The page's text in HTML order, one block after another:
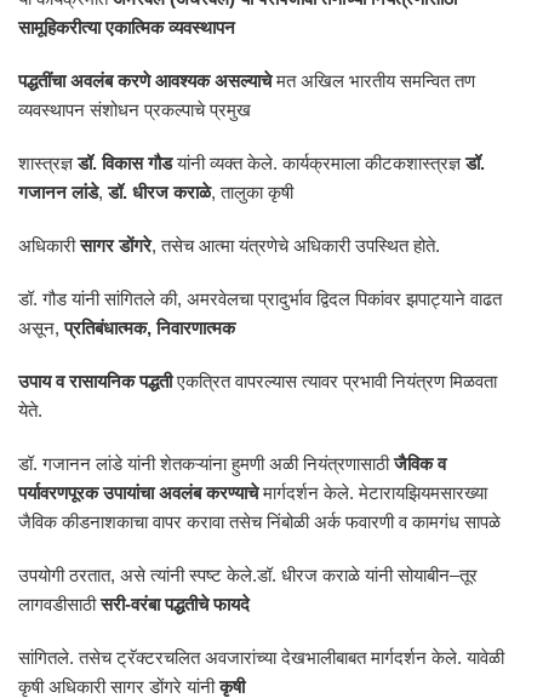
सामूहिकरीत्या एकात्मिक व्यवस्थापन
पद्धतींचा अवलंब करणे आवश्यक असल्याचेमत अखिल भारतीय समन्वित तण
व्यवस्थापन संशोधन प्रकल्पाचे प्रमुख
शास्त्रज्ञडॉ. विकास गौडयांनी व्यक्त केले. कार्यक्रमाला कीटकशास्त्रज्ञडॉ.
गजानन लांडे,डॉ. धीरज कराळे, तालुका कृषी
अधिकारीसागर डोंगरे, तसेच आत्मा यंत्रणेचे अधिकारी उपस्थित होते.
डॉ. गौड यांनी सांगितले की, अमरवेलचा प्रादुर्भाव द्विदल पिकांवर झपाट्याने वाढत
असून,प्रतिबंधात्मक, निवारणात्मक
उपाय व रासायनिक पद्धतीएकत्रित वापरल्यास त्यावर प्रभावी नियंत्रण मिळवता
येते.
डॉ. गजानन लांडे यांनी शेतकऱ्यांना हुमणी अळी नियंत्रणासाठीजैविक व
पर्यावरणपूरक उपायांचा अवलंब करण्याचेमार्गदर्शन केले. मेटारायझियमसारख्या
जैविक कीडनाशकाचा वापर करावा तसेच निंबोळी अर्क फवारणी व कामगंध सापळे
उपयोगी ठरतात, असे त्यांनी स्पष्ट केले.डॉ. धीरज कराळे यांनी सोयाबीन–तूर
लागवडीसाठीसरी-वरंबा पद्धतीचे फायदे
सांगितले. तसेच ट्रॅक्टरचलित अवजारांच्या देखभालीबाबत मार्गदर्शन केले. यावेळी
कृषी अधिकारी सागर डोंगरे यांनीकृषी